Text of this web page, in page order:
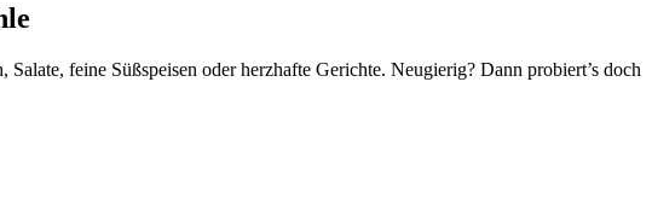
feine Süßspeisen oder herzhafte Gerichte. Neugierig? Dann probiert’s doch